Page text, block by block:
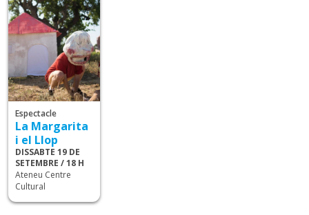
Espectacle
La Margarita
i el Llop
DISSABTE 19 DE
SETEMBRE / 18 H
Ateneu Centre
Cultural